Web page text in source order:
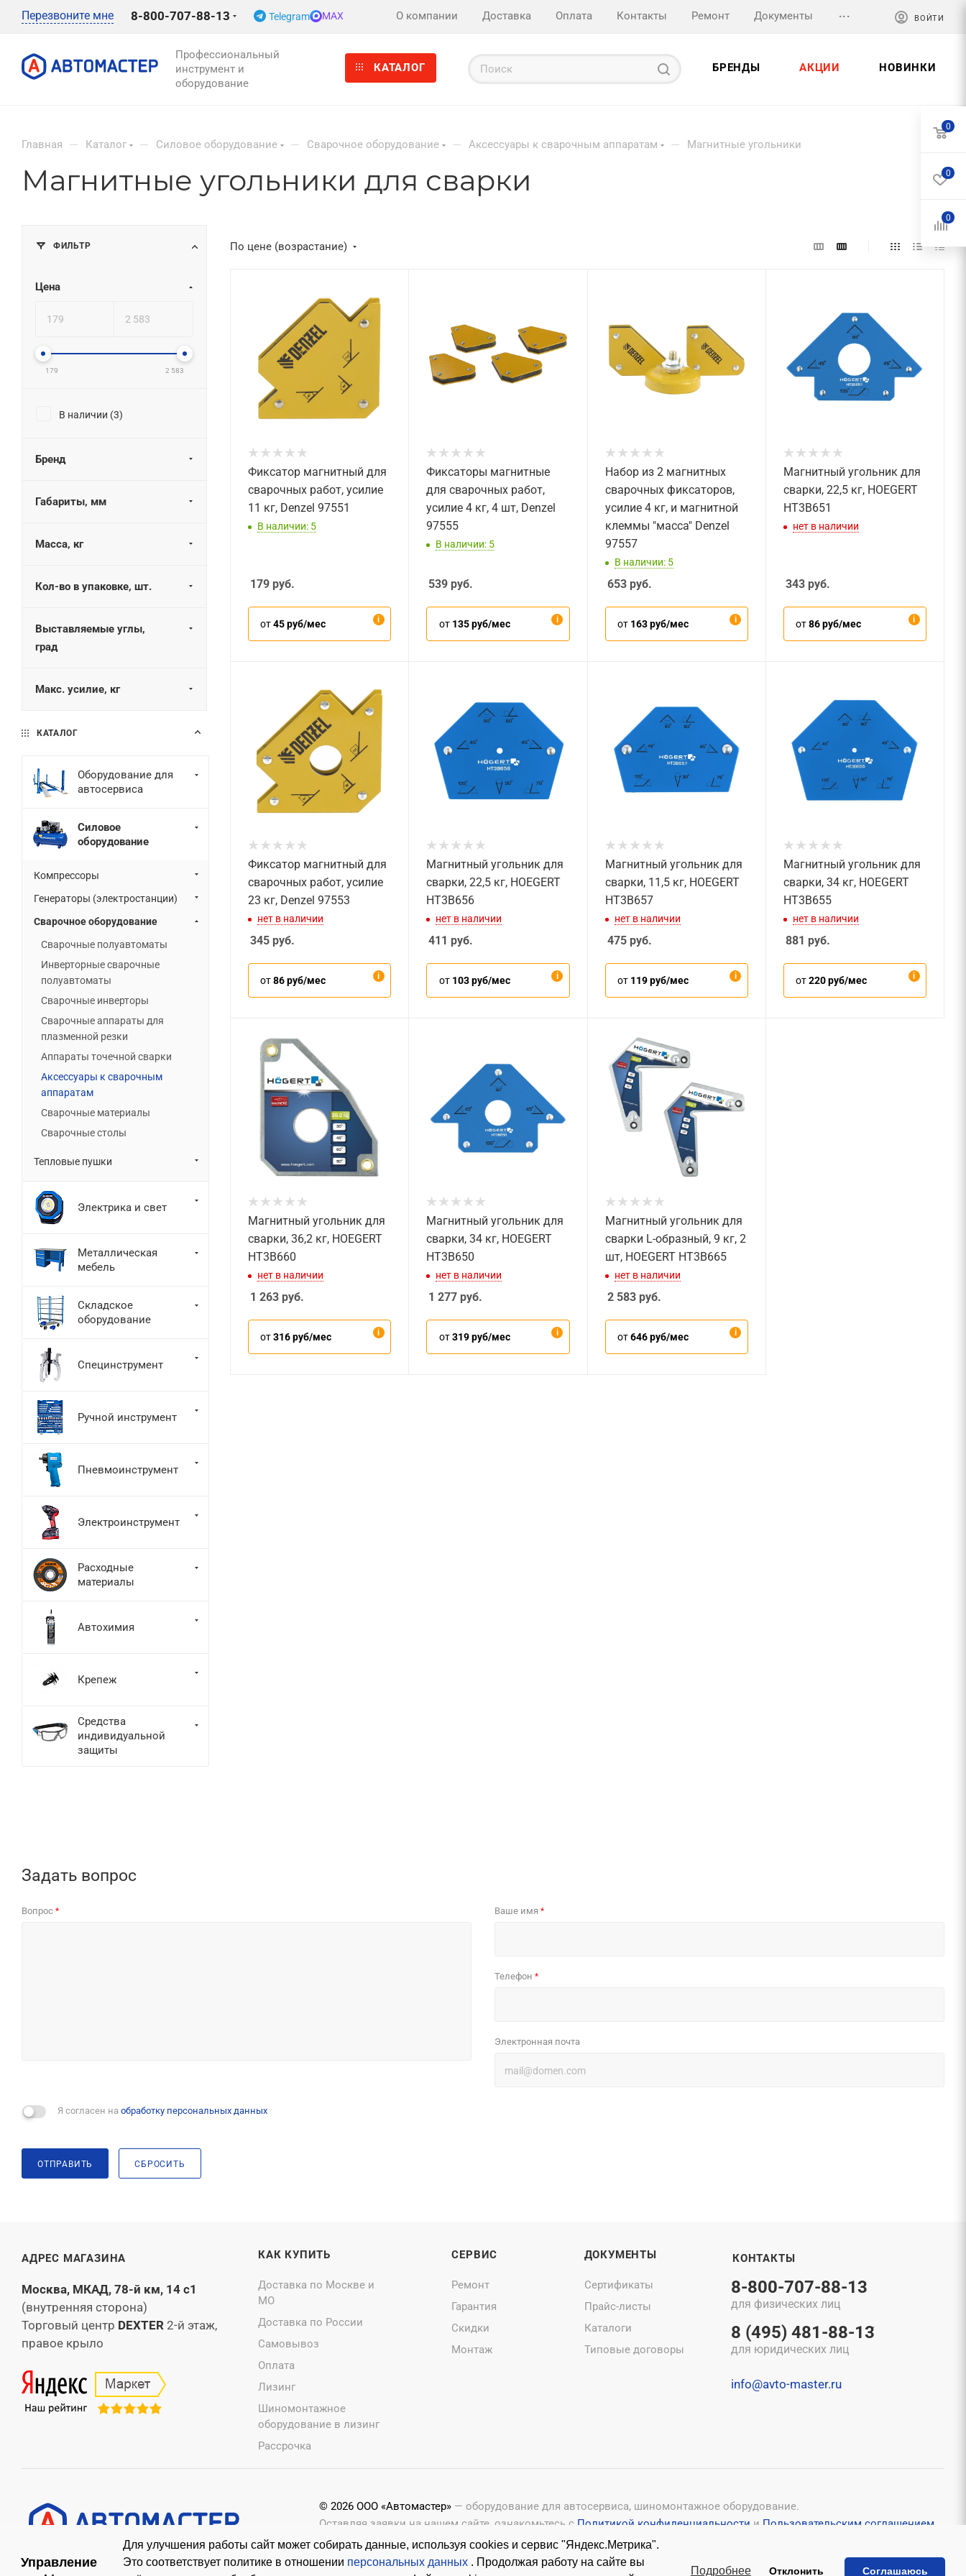
Управление
Для улучшения работы сайт может собирать данные, используя cookies и сервис "Яндекс.Метрика".
Это соответствует политике в отношении персональных данных . Продолжая работу на сайте вы
Подробнее Отклонить Соглашаюсь
Перезвоните мне 8-800-707-88-13 Telegram MAX О компании Доставка Оплата Контакты Ремонт Документы ... ВОЙТИ
Профессиональный
инструмент и
оборудование
КАТАЛОГ БРЕНДЫ АКЦИИ НОВИНКИ
Главная — Каталог — Силовое оборудование — Сварочное оборудование — Аксессуары к сварочным аппаратам — Магнитные угольники
Магнитные угольники для сварки
По цене (возрастание)
Фиксатор магнитный для
сварочных работ, усилие
11 кг, Denzel 97551
В наличии: 5
179 руб.
от45 руб/мес
Фиксаторы магнитные
для сварочных работ,
усилие 4 кг, 4 шт, Denzel
97555
В наличии: 5
539 руб.
от 135 руб/мес
Набор из 2 магнитных
сварочных фиксаторов,
усилие 4 кг, и магнитной
клеммы "масса" Denzel
97557
В наличии: 5
653руб.
от 163 руб/мес
Магнитный угольник для
сварки, 22,5 кг, HOEGERT
HT3B651
нет в наличии
343руб.
от86 руб/мес
Фиксатор магнитный для
сварочных работ, усилие
23 кг, Denzel 97553
нет в наличии
345 руб.
от86 руб/мес
Магнитный угольник для
сварки, 22,5 кг, HOEGERT
HT3B656
нет в наличии
411 руб.
от 103 руб/мес
Магнитный угольник для
сварки, 11,5 кг, HOEGERT
HT3B657
нет в наличии
475руб.
от 119 руб/мес
Магнитный угольник для
сварки, 34 кг, HOEGERT
HT3B655
нет в наличии
881 руб.
от220 руб/мес
Магнитный угольник для
сварки, 36,2 кг, HOEGERT
HT3B660
нет в наличии
1 263 руб.
от316 руб/мес
Магнитный угольник для
сварки, 34 кг, HOEGERT
HT3B650
нет в наличии
1 277 руб.
от319 руб/мес
Магнитный угольник для
сварки L-образный, 9 кг, 2
шт, HOEGERT HT3B665
нет в наличии
2 583руб.
от646 руб/мес
КАТАЛОГ
Оборудование для
автосервиса
Силовое
оборудование
Компрессоры
Генераторы (электростанции)
Сварочное оборудование
Сварочные полуавтоматы
Инверторные сварочные
полуавтоматы
Сварочные инверторы
Сварочные аппараты для
плазменной резки
Аппараты точечной сварки
Аксессуары к сварочным
аппаратам
Сварочные материалы
Сварочные столы
Тепловые пушки
Электрика и свет
Металлическая
мебель
Складское
оборудование
Специнструмент
Ручной инструмент
Пневмоинструмент
Электроинструмент
Расходные
материалы
Автохимия
Крепеж
Средства
индивидуальной
защиты
ФИЛЬТР
Цена
179 2 583
В наличии (3)
Бренд
Габариты, мм
Масса, кг
Кол-во в упаковке, шт.
Выставляемые углы,
град
Макс. усилие, кг
Задать вопрос
Вопрос * Ваше имя *
Телефон *
Электронная почта
Я согласен на обработку персональных данных
ОТПРАВИТЬ СБРОСИТЬ
АДРЕС МАГАЗИНА
Москва, МКАД, 78-й км, 14 с1
(внутренняя сторона)
Торговый центр DEXTER 2-й этаж,
правое крыло
КАК КУПИТЬ
Доставка по Москве и
МО
Доставка по России
Самовывоз
Оплата
Лизинг
Шиномонтажное
оборудование в лизинг
Рассрочка
СЕРВИС
Ремонт
Гарантия
Скидки
Монтаж
ДОКУМЕНТЫ
Сертификаты
Прайс-листы
Каталоги
Типовые договоры
КОНТАКТЫ
8-800-707-88-13
для физических лиц
8 (495) 481-88-13
для юридических лиц
info@avto-master.ru
© 2026 ООО «Автомастер» — оборудование для автосервиса, шиномонтажное оборудование.
Оставляя заявки на нашем сайте, ознакомьтесь с Политикой конфиденциальности и Пользовательским соглашением
Копирование материалов с этого сайта возможно только с письменного согласия владельцев.
0
0
0